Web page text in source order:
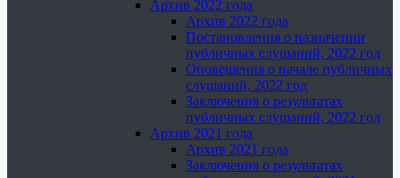
Архив 2022 года
Архив 2022 года
Постановления о назначении
публичных слушаний, 2022 год
Оповещения о начале публичных
слушаний, 2022 год
Заключения о результатах
публичных слушаний, 2022 год
Архив 2021 года
Архив 2021 года
Заключения о результатах